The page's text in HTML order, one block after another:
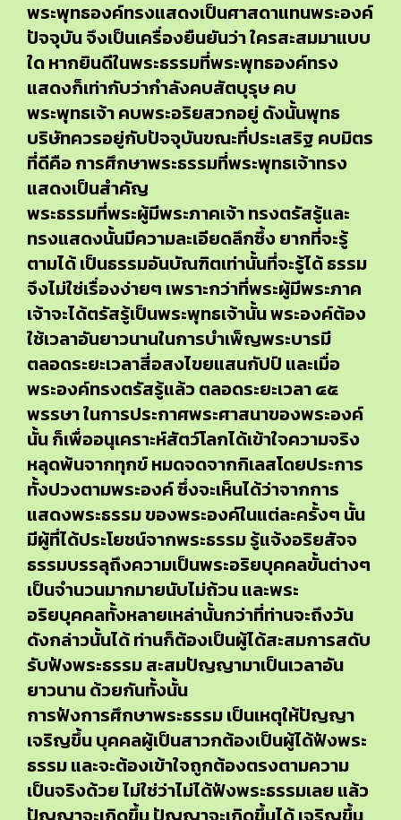
พระพุทธองค์ทรงแสดงเป็นศาสดาแทนพระองค์
ปัจจุบัน จึงเป็นเครื่องยืนยันว่า ใครสะสมมาแบบ
ใด หากยินดีในพระธรรมที่พระพุทธองค์ทรง
แสดงก็เท่ากับว่ากำลังคบสัตบุรุษ คบ
พระพุทธเจ้า คบพระอริยสวกอยู่ ดังนั้นพุทธ
บริษัทควรอยู่กับปัจจุบันขณะที่ประเสริฐ คบมิตร
ที่ดีคือ การศึกษาพระธรรมที่พระพุทธเจ้าทรง
แสดงเป็นสำคัญ
พระธรรมที่พระผู้มีพระภาคเจ้า ทรงตรัสรู้และ
ทรงแสดงนั้นมีความละเอียดลึกซึ้ง ยากที่จะรู้
ตามได้ เป็นธรรมอันบัณฑิตเท่านั้นที่จะรู้ได้ ธรรม
จึงไม่ใช่เรื่องง่ายๆ เพราะกว่าที่พระผู้มีพระภาค
เจ้าจะได้ตรัสรู้เป็นพระพุทธเจ้านั้น พระองค์ต้อง
ใช้เวลาอันยาวนานในการบำเพ็ญพระบารมี
ตลอดระยะเวลาสี่อสงไขยแสนกัปป์ และเมื่อ
พระองค์ทรงตรัสรู้แล้ว ตลอดระยะเวลา ๔๕
พรรษา ในการประกาศพระศาสนาของพระองค์
นั้น ก็เพื่ออนุเคราะห์สัตว์โลกได้เข้าใจความจริง
หลุดพ้นจากทุกข์ หมดจดจากกิเลสโดยประการ
ทั้งปวงตามพระองค์ ซึ่งจะเห็นได้ว่าจากการ
แสดงพระธรรม ของพระองค์ในแต่ละครั้งๆ นั้น
มีผู้ที่ได้ประโยชน์จากพระธรรม รู้แจ้งอริยสัจจ
ธรรมบรรลุถึงความเป็นพระอริยบุคคลขั้นต่างๆ
เป็นจำนวนมากมายนับไม่ถ้วน และพระ
อริยบุคคลทั้งหลายเหล่านั้นกว่าที่ท่านจะถึงวัน
ดังกล่าวนั้นได้ ท่านก็ต้องเป็นผู้ได้สะสมการสดับ
รับฟังพระธรรม สะสมปัญญามาเป็นเวลาอัน
ยาวนาน ด้วยกันทั้งนั้น
การฟังการศึกษาพระธรรม เป็นเหตุให้ปัญญา
เจริญขึ้น บุคคลผู้เป็นสาวกต้องเป็นผู้ได้ฟังพระ
ธรรม และจะต้องเข้าใจถูกต้องตรงตามความ
เป็นจริงด้วย ไม่ใช่ว่าไม่ได้ฟังพระธรรมเลย แล้ว